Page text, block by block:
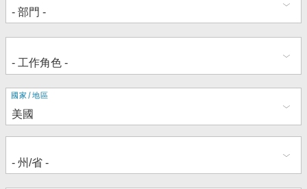
地
址
國家/地區